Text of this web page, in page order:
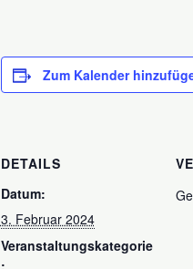
Zum Kalender
DETAILS
Datum:
3. Februar 2024
Veranstaltungskategorie